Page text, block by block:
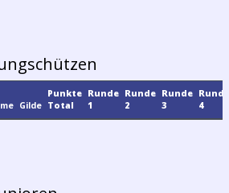
Gilde
Punkte
Total
Runde
1
Runde
2
Runde
3
4